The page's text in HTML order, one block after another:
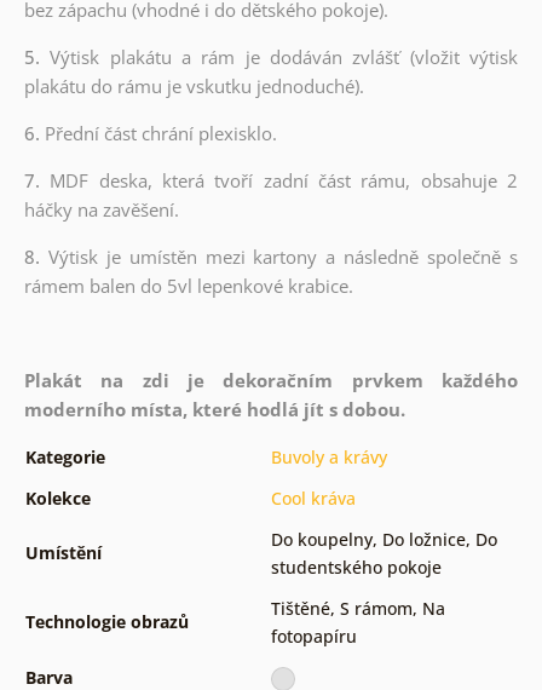
bez zápachu (vhodné i do dětského pokoje).
5.Výtisk plakátu a rám je dodáván zvlášť (vložit výtisk
plakátu do rámu je vskutku jednoduché).
6. Přední část chrání plexisklo.
7. MDF deska, která tvoří zadní část rámu, obsahuje 2
háčky na zavěšení.
8. Výtisk je umístěn mezi kartony a následně společně s
rámem balen do 5vl lepenkové krabice.
Plakát na zdi je dekoračním prvkem každého
moderního místa, které hodlá jít s dobou.
Kategorie
Buvoly a krávy
Kolekce
Cool kráva
Umístění
Do koupelny, Do ložnice, Do
studentského pokoje
Technologie obrazů
Tištěné, S rámom, Na
fotopapíru
Barva